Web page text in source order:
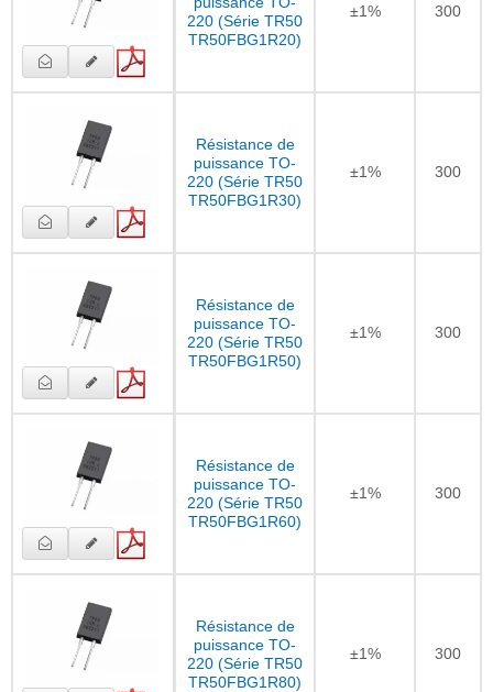
220 (Série TR50
TR50FBG1R20)
±1% 300
Résistance de
puissance TO-
220 (Série TR50
TR50FBG1R30)
±1% 300
Résistance de
puissance TO-
220 (Série TR50
TR50FBG1R50)
±1% 300
Résistance de
puissance TO-
220 (Série TR50
TR50FBG1R60)
±1% 300
Résistance de
puissance TO-
220 (Série TR50
TR50FBG1R80)
±1% 300